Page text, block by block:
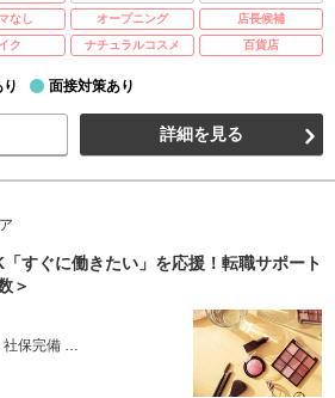
なし オープニング
店長候補
ク ナチュラルコスメ 百貨店
面接対策あり
詳細を見る
「すぐに働きたい」を応援！転職サポート
＞
社保完備 …